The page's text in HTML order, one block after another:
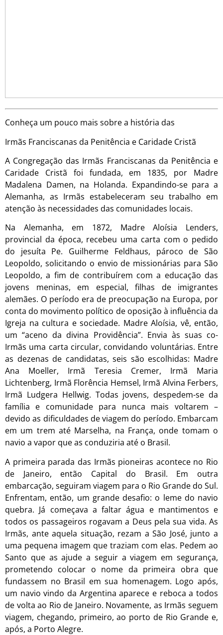
Conheça um pouco mais sobre a história das
Irmãs Franciscanas da Penitência e Caridade Cristã
A Congregação das Irmãs Franciscanas da Penitência e
Caridade Cristã foi fundada, em 1835, por Madre
Madalena Damen, na Holanda. Expandindo-se para a
Alemanha, as Irmãs estabeleceram seu trabalho em
atenção às necessidades das comunidades locais.
Na Alemanha, em 1872, Madre Aloísia Lenders,
provincial da época, recebeu uma carta com o pedido
do jesuíta Pe. Guilherme Feldhaus, pároco de São
Leopoldo, solicitando o envio de missionárias para São
Leopoldo, a fim de contribuírem com a educação das
jovens meninas, em especial, filhas de imigrantes
alemães. O período era de preocupação na Europa, por
conta do movimento político de oposição à influência da
Igreja na cultura e sociedade. Madre Aloísia, vê, então,
um “aceno da divina Providência”. Envia às suas co-
Irmãs uma carta circular, convidando voluntárias. Entre
as dezenas de candidatas, seis são escolhidas: Madre
Ana Moeller, Irmã Teresia Cremer, Irmã Maria
Lichtenberg, Irmã Florência Hemsel, Irmã Alvina Ferbers,
Irmã Ludgera Hellwig. Todas jovens, despedem-se da
família e comunidade para nunca mais voltarem –
devido as dificuldades de viagem do período. Embarcam
em um trem até Marselha, na França, onde tomam o
navio a vapor que as conduziria até o Brasil.
A primeira parada das Irmãs pioneiras acontece no Rio
de Janeiro, então Capital do Brasil. Em outra
embarcação, seguiram viagem para o Rio Grande do Sul.
Enfrentam, então, um grande desafio: o leme do navio
quebra. Já começava a faltar água e mantimentos e
todos os passageiros rogavam a Deus pela sua vida. As
Irmãs, ante aquela situação, rezam a São José, junto a
uma pequena imagem que traziam com elas. Pedem ao
Santo que as ajude a seguir a viagem em segurança,
prometendo colocar o nome da primeira obra que
fundassem no Brasil em sua homenagem. Logo após,
um navio vindo da Argentina aparece e reboca a todos
de volta ao Rio de Janeiro. Novamente, as Irmãs seguem
viagem, chegando, primeiro, ao porto de Rio Grande e,
após, a Porto Alegre.